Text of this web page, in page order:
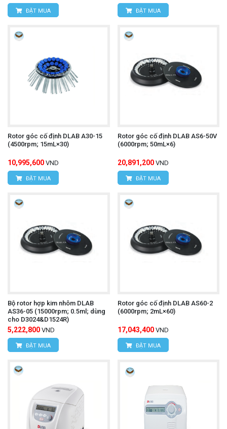
ĐẶT MUA ĐẶT MUA
Rotor góc cố định DLAB A30-15
(4500rpm; 15mL×30)
10,995,600 VND
ĐẶT MUA
Rotor góc cố định DLAB AS6-50V
(6000rpm; 50mL×6)
20,891,200 VND
ĐẶT MUA
Bộ rotor hợp kim nhôm DLAB
AS36-05 (15000rpm; 0.5ml; dùng
cho D3024&D1524R)
5,222,800 VND
ĐẶT MUA
Rotor góc cố định DLAB AS60-2
(6000rpm; 2mL×60)
17,043,400 VND
ĐẶT MUA